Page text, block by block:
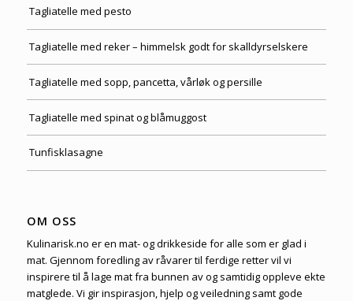
Tagliatelle med pesto
Tagliatelle med reker – himmelsk godt for skalldyrselskere
Tagliatelle med sopp, pancetta, vårløk og persille
Tagliatelle med spinat og blåmuggost
Tunfisklasagne
OM OSS
Kulinarisk.no er en mat- og drikkeside for alle som er glad i
mat. Gjennom foredling av råvarer til ferdige retter vil vi
inspirere til å lage mat fra bunnen av og samtidig oppleve ekte
matglede. Vi gir inspirasjon, hjelp og veiledning samt gode